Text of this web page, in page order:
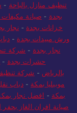
تنظيف منازل بالباحة -
بجدة - صيانة مكيفات
خزانات بجدة - نجار
ورش مبيدات بجدة -
نجار بجدة - شركة
حشرات بجدة -
بالرياض - شركة
موبيليا بمكة -دباب
بمكة - افضل نجار
صيانة افران الغاز بحفر